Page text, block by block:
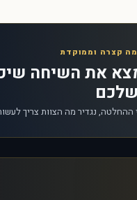
קצרה וממוקדת
את השיחה
ההחלטה, נגדיר מה הצוות צריך